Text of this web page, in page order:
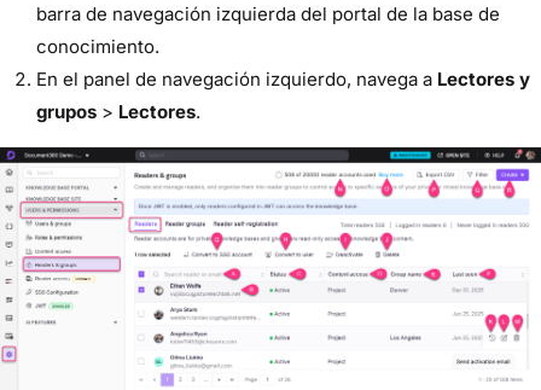
barra de navegación izquierda del portal de la base de
conocimiento.
En el panel de navegación izquierdo, navega a Lectores y
grupos > Lectores.